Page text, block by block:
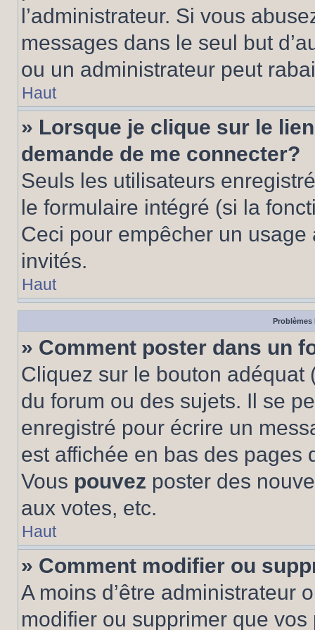
l’administrateur. Si vous
messages dans le seul but
ou un administrateur peut
Haut
» Lorsque je clique sur le
demande de me connecter?
Seuls les utilisateurs
le formulaire intégré (si la
Ceci pour empêcher un
invités.
Haut
Problèmes
» Comment poster dans un
Cliquez sur le bouton
du forum ou des sujets. Il se
enregistré pour écrire un
est affichée en bas des pages
Vous pouvez poster des
aux votes, etc.
Haut
» Comment modifier ou
A moins d’être administrateur
modifier ou supprimer que